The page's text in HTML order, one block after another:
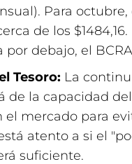
Para
de los
por debajo, el
Tesoro: La
de la capacidad
el mercado para
atento a si el
suficiente.